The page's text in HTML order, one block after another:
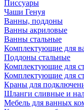
Писсуары
Чаши Генуя
Ванны, поддоны
Ванны акриловые
Ванны стальные
Комплектующие для
Поддоны стальные
Комплектующие для
Комплектующие для
Краны для
Шланги сливные и
Мебель для ванных